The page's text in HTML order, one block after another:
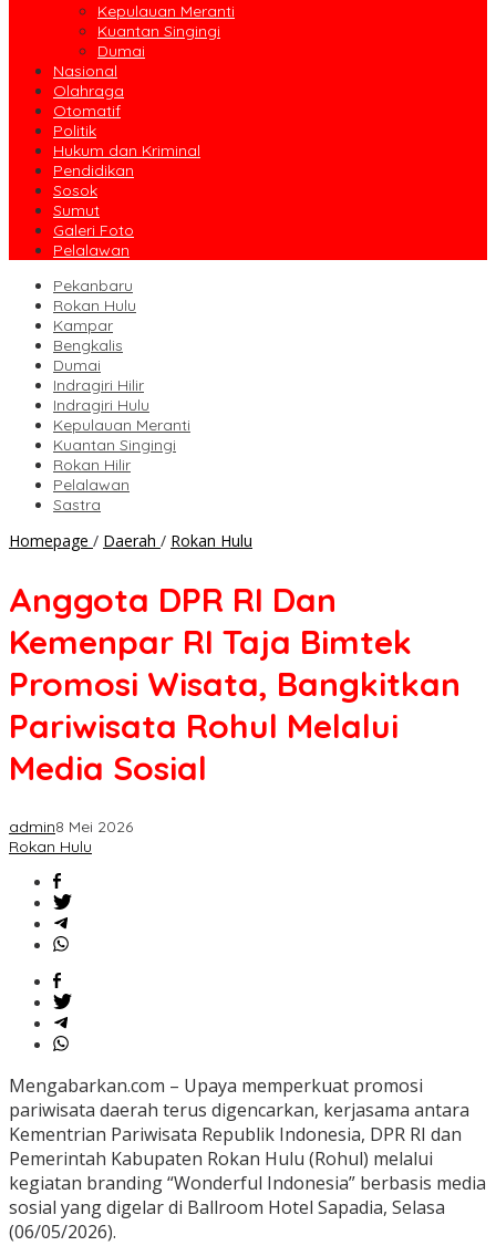
Kepulauan Meranti
Kuantan Singingi
Dumai
Nasional
Olahraga
Otomatif
Politik
Hukum dan Kriminal
Pendidikan
Sosok
Sumut
Galeri Foto
Pelalawan
Pekanbaru
Rokan Hulu
Kampar
Bengkalis
Dumai
Indragiri Hilir
Indragiri Hulu
Kepulauan Meranti
Kuantan Singingi
Rokan Hilir
Pelalawan
Sastra
Homepage / Daerah / Rokan Hulu
Dan
RI
Taja
Bimtek
Promosi
Wisata,
Anggota DPR RI Dan
Kemenpar RI Taja Bimtek
Promosi Wisata, Bangkitkan
Pariwisata Rohul Melalui
Media Sosial
admin8 Mei 2026
Rokan Hulu
Mengabarkan.com – Upaya memperkuat promosi
pariwisata daerah terus digencarkan, kerjasama antara
Kementrian Pariwisata Republik Indonesia, DPR RI dan
Pemerintah Kabupaten Rokan Hulu (Rohul) melalui
kegiatan branding “Wonderful Indonesia” berbasis media
sosial yang digelar di Ballroom Hotel Sapadia, Selasa
(06/05/2026).